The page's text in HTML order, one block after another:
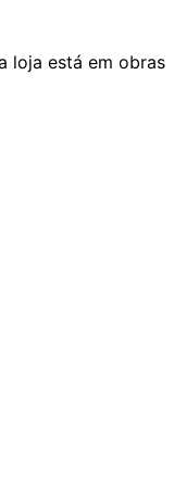
loja está em obras